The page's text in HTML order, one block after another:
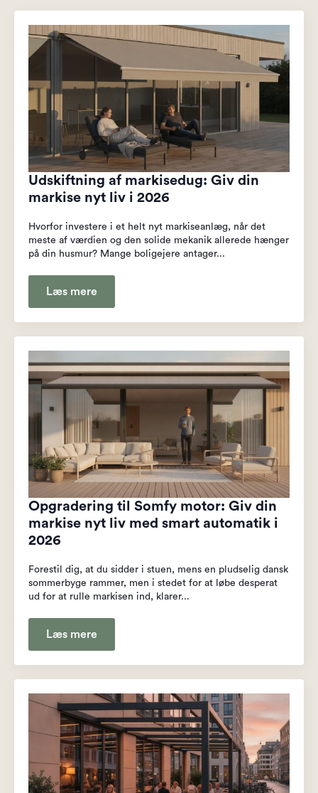
Udskiftning af markisedug: Giv din
markise nyt liv i 2026
Hvorfor investere i et helt nyt markiseanlæg, når det
meste af værdien og den solide mekanik allerede hænger
på din husmur? Mange boligejere antager...
Læs mere
Opgradering til Somfy motor: Giv din
markise nyt liv med smart automatik i
2026
Forestil dig, at du sidder i stuen, mens en pludselig dansk
sommerbyge rammer, men i stedet for at løbe desperat
ud for at rulle markisen ind, klarer...
Læs mere